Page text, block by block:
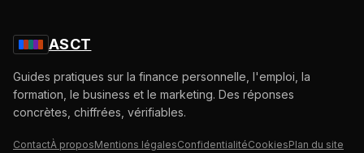
ASCT
Guides pratiques sur la finance personnelle, l'emploi, la
formation, le business et le marketing. Des réponses
concrètes, chiffrées, vérifiables.
ContactÀ proposMentions légalesConfidentialitéCookiesPlan du site